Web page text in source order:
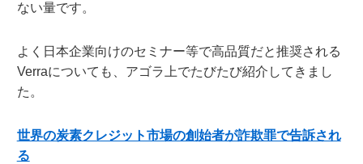
ない量です。
よく日本企業向けのセミナー等で高品質だと推奨される
Verraについても、アゴラ上でたびたび紹介してきまし
た。
世界の炭素クレジット市場の創始者が詐欺罪で告訴され
る